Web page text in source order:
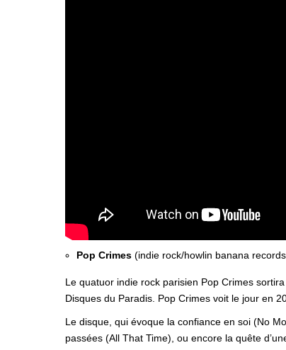
Pop Crimes (indie rock/howlin banana
Le quatuor indie rock parisien Pop Crimes
Disques du Paradis. Pop Crimes voit le jour en
Le disque, qui évoque la confiance en soi (No
passées (All That Time), ou encore la quête